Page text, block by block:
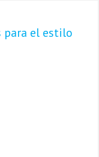
para el estilo